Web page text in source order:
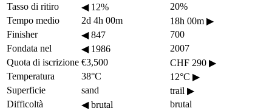
Tasso di ritiro
◀12%
20%
Tempo medio
2d 4h 00m 18h 00m ▶
Finisher
◀847
700
Fondata nel
◀1986
2007
Quota di iscrizione €3,500 CHF 290 ▶
Temperatura
38°C 12°C ▶
Superficie
sand trail ▶
Difficoltà
◀brutal
brutal